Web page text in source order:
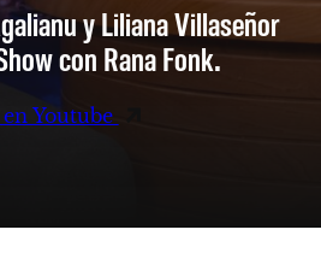
y Liliana Villaseñor
con Rana Fonk.
Youtube